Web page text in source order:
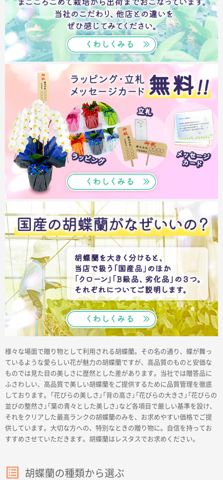
イベントから探す
印刷色から探す
サイトメニュー
初めての方へ
ご注文の流れ
お見積書の作成方法
データ入稿ガイド
再注文について
よくあるご質問
名入れグループサイト
様々な場面で贈り物として利用される胡蝶蘭。その名の通り、蝶が舞っ
ているような愛らしい花が魅力の胡蝶蘭ですが、高品質のものと安価な
ものでは見た目の美しさに歴然とした差があります。当社では贈答品に
ふさわしい、高品質で美しい胡蝶蘭をご提供するために品質管理を徹底
しております。「花びらの美しさ」「背の高さ」「花びらの大きさ」「花びらの
並びの整然さ」「葉の青々とした美しさ」など各項目で厳しい基準を設け、
それをクリアした最高ランクの胡蝶蘭のみを、お求めやすい価格でご提
供しています。大切な方への、特別なときの贈り物に。自信を持ってお
すすめさせていただきます。胡蝶蘭はレスタスでお求めください。
胡蝶蘭の種類から選ぶ